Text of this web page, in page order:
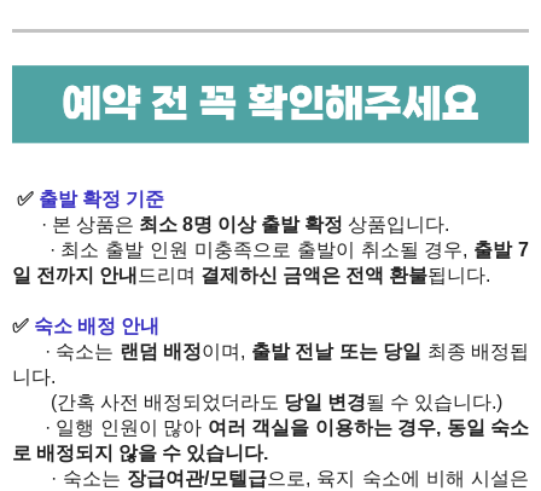
✅ 출발 확정 기준
· 본 상품은 최소 8명 이상 출발 확정 상품입니다.
· 최소 출발 인원 미충족으로 출발이 취소될 경우, 출발 7
일 전까지 안내 드리며 결제하신 금액은 전액 환불됩니다.
✅ 숙소 배정 안내
· 숙소는 랜덤 배정이며, 출발 전날 또는 당일 최종 배정됩
니다.
(간혹 사전 배정되었더라도 당일 변경될 수 있습니다.)​
· 일행 인원이 많아 여러 객실을 이용하는 경우, 동일 숙소
로 배정되지 않을 수 있습니다.
· 숙소는 장급여관/모텔급으로, 육지 숙소에 비해 시설은